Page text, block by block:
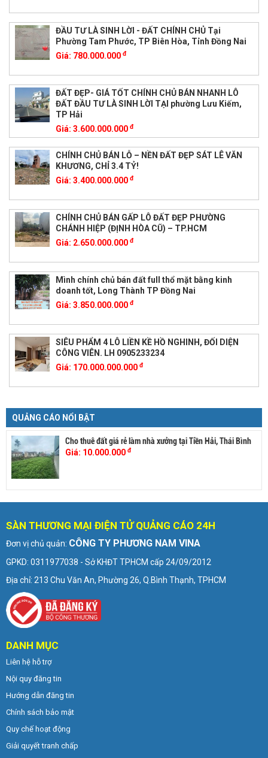
ĐẦU TƯ LÀ SINH LỜI - ĐẤT CHÍNH CHỦ Tại
Phường Tam Phước, TP Biên Hòa, Tỉnh Đồng Nai
Giá: 780.000.000 đ
ĐẤT ĐẸP- GIÁ TỐT CHÍNH CHỦ BÁN NHANH LÔ
ĐẤT ĐẦU TƯ LÀ SINH LỜI TẠI phường Lưu Kiếm,
TP Hải
Giá: 3.600.000.000 đ
CHÍNH CHỦ BÁN LỖ – NỀN ĐẤT ĐẸP SÁT LÊ VĂN
KHƯƠNG, CHỈ 3.4 TỶ!
Giá: 3.400.000.000 đ
CHÍNH CHỦ BÁN GẤP LÔ ĐẤT ĐẸP PHƯỜNG
CHÁNH HIỆP (ĐỊNH HÒA CŨ) – TP.HCM
Giá: 2.650.000.000 đ
Mình chính chủ bán đất full thổ mặt bằng kinh
doanh tốt, Long Thành TP Đồng Nai
Giá: 3.850.000.000 đ
SIÊU PHẨM 4 LÔ LIỀN KỀ HỒ NGHINH, ĐỐI DIỆN
CÔNG VIÊN. LH 0905233234
Giá: 170.000.000.000 đ
QUẢNG CÁO NỔI BẬT
Cho thuê đất giá rẻ làm nhà xưởng tại Tiền Hải, Thái Bình
Giá: 10.000.000 đ
SÀN THƯƠNG MẠI ĐIỆN TỬ QUẢNG CÁO 24H
Đơn vị chủ quản: CÔNG TY PHƯƠNG NAM VINA
GPKD: 0311977038 - Sở KHĐT TPHCM cấp 24/09/2012
Địa chỉ: 213 Chu Văn An, Phường 26, Q.Bình Thạnh, TPHCM
DANH MỤC
Liên hệ hỗ trợ
Nội quy đăng tin
Hướng dẫn đăng tin
Chính sách bảo mật
Quy chế hoạt động
Giải quyết tranh chấp